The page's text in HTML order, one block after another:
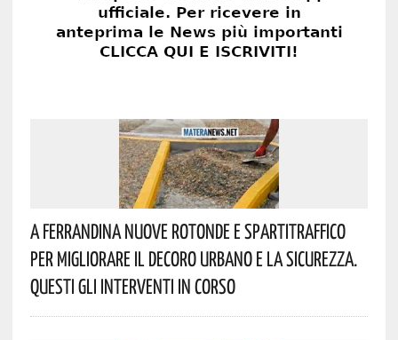
A Ferrandina Nuove Rotonde E Spartitraffico
Per Migliorare Il Decoro Urbano E La Sicurezza.
Questi Gli Interventi In Corso